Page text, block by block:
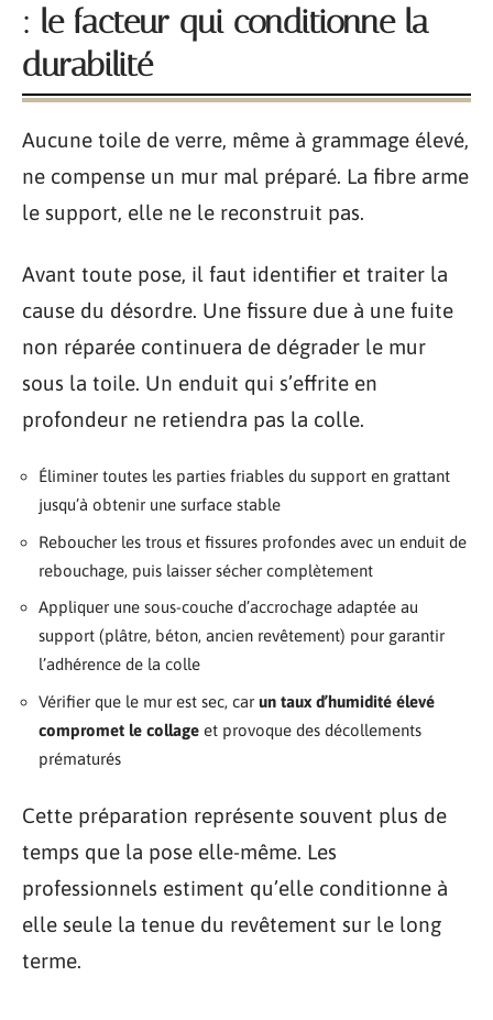
: le facteur qui conditionne la
durabilité
Aucune toile de verre, même à grammage élevé,
ne compense un mur mal préparé. La fibre arme
le support, elle ne le reconstruit pas.
Avant toute pose, il faut identifier et traiter la
cause du désordre. Une fissure due à une fuite
non réparée continuera de dégrader le mur
sous la toile. Un enduit qui s’effrite en
profondeur ne retiendra pas la colle.
Éliminer toutes les parties friables du support en grattant
jusqu’à obtenir une surface stable
Reboucher les trous et fissures profondes avec un enduit de
rebouchage, puis laisser sécher complètement
Appliquer une sous-couche d’accrochage adaptée au
support (plâtre, béton, ancien revêtement) pour garantir
l’adhérence de la colle
Vérifier que le mur est sec, car un taux d’humidité élevé
compromet le collage et provoque des décollements
prématurés
Cette préparation représente souvent plus de
temps que la pose elle-même. Les
professionnels estiment qu’elle conditionne à
elle seule la tenue du revêtement sur le long
terme.